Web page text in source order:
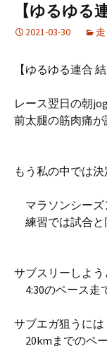
ツ
キ
プ
【ゆるゆ
2021-03-30 走
【ゆるゆる連合 結
レース翌日の朝jog
前太腿の筋肉痛が
もう私の中では決
マラソンシーズ
練習では試合と
サブスリーしよ
4:30のペース走
サブエガ狙うには
20kmまでのペ